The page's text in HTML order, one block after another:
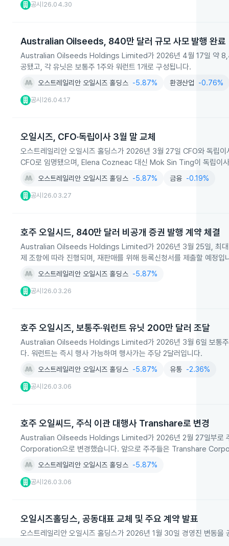
공시 26.04.30
Australian Oilseeds, 840만 달러 규모 사모 발행 완료
Australian Oilseeds Holdings Limited가 2026년 4월 17일 약
공됐고, 각 유닛은 보통주 1주와 워런트 1개로 구성됩니다.
오스트레일리안 오일시즈 홀딩스 -5.87% 환경산업 -0.76%
공시 26.04.17
오일시즈, CFO·독립이사 3월 말 교체
오스트레일리안 오일시즈 홀딩스가 2026년 3월 27일 CFO와 독
CFO로 임명됐으며, Elena Cozneac 대신 Mok Sin Ting이 독립이
오스트레일리안 오일시즈 홀딩스 -5.87% 금융 -0.19%
공시 26.03.27
호주 오일시드, 840만 달러 비공개 증권 발행 계약 체결
Australian Oilseeds Holdings Limited가 2026년 3월 25일, 최대
제 조항에 따라 진행되며, 재판매를 위해 등록신청서를 제출할 예정입
오스트레일리안 오일시즈 홀딩스 -5.87%
공시 26.03.26
호주 오일시즈, 보통주·워런트 유닛 200만 달러 조달
Australian Oilseeds Holdings Limited가 2026년 3월 6일 보통주
다. 워런트는 즉시 행사 가능하며 행사가는 주당 2달러입니다.
오스트레일리안 오일시즈 홀딩스 -5.87% 유통 -2.36%
공시 26.03.06
호주 오일씨드, 주식 이관 대행사 Transhare로 변경
Australian Oilseeds Holdings Limited가 2026년 2월 27일부
Corporation으로 변경했습니다. 앞으로 주주들은 Transhare
오스트레일리안 오일시즈 홀딩스 -5.87%
공시 26.03.06
오일시즈홀딩스, 공동대표 교체 및 주요 계약 발표
오스트레일리안 오일시즈 홀딩스가 2026년 1월 30일 경영진 변